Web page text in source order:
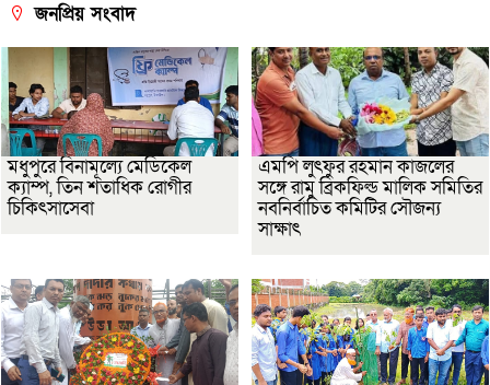
জনপ্রিয় সংবাদ
মধুপুরে বিনামূল্যে মেডিকেল
ক্যাম্প, তিন শতাধিক রোগীর
চিকিৎসাসেবা
এমপি লুৎফুর রহমান কাজলের
সঙ্গে রামু ব্রিকফিল্ড মালিক সমিতির
নবনির্বাচিত কমিটির সৌজন্য
সাক্ষাৎ